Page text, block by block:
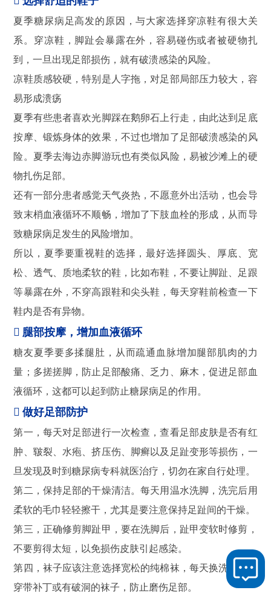
夏季糖尿病足高发的原因，与大家选择穿凉鞋有很大关
系。穿凉鞋，脚趾会暴露在外，容易碰伤或者被硬物扎
到，一旦出现足部损伤，就有破溃感染的风险。
凉鞋质感较硬，特别是人字拖，对足部局部压力较大，容
易形成溃疡
夏季有些患者喜欢光脚踩在鹅卵石上行走，由此达到足底
按摩、锻炼身体的效果，不过也增加了足部破溃感染的风
险。夏季去海边赤脚游玩也有类似风险，易被沙滩上的硬
物扎伤足部。
还有一部分患者感觉天气炎热，不愿意外出活动，也会导
致末梢血液循环不顺畅，增加了下肢血栓的形成，从而导
致糖尿病足发生的风险增加。
所以，夏季要重视鞋的选择，最好选择圆头、厚底、宽
松、透气、质地柔软的鞋，比如布鞋，不要让脚趾、足跟
等暴露在外，不穿高跟鞋和尖头鞋，每天穿鞋前检查一下
鞋内是否有异物。
 腿部按摩，增加血液循环
糖友夏季要多揉腿肚，从而疏通血脉增加腿部肌肉的力
量；多搓搓脚，防止足部酸痛、乏力、麻木，促进足部血
液循环，这都可以起到防止糖尿病足的作用。
 做好足部防护
第一，每天对足部进行一次检查，查看足部皮肤是否有红
肿、皲裂、水疱、挤压伤、脚癣以及足趾变形等损伤，一
旦发现及时到糖尿病专科就医治疗，切勿在家自行处理。
第二，保持足部的干燥清洁。每天用温水洗脚，洗完后用
柔软的毛巾轻轻擦干，尤其是要注意保持足趾间的干燥。
第三，正确修剪脚趾甲，要在洗脚后，趾甲变软时修剪，
不要剪得太短，以免损伤皮肤引起感染。
第四，袜子应该注意选择宽松的纯棉袜，每天换洗，不要
穿带补丁或有破洞的袜子，防止磨伤足部。